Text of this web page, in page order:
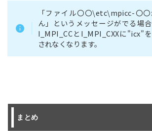
「ファイル〇〇\etc\mpicc-〇
ん」というメッセージがでる場
I_MPI_CCとI_MPI_CXXに"icx"
されなくなります。
まとめ